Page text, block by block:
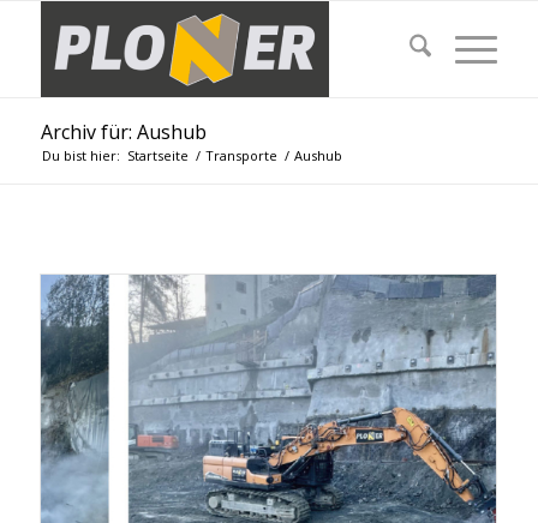
Archiv für: Aushub
Du bist hier: Startseite / Transporte / Aushub